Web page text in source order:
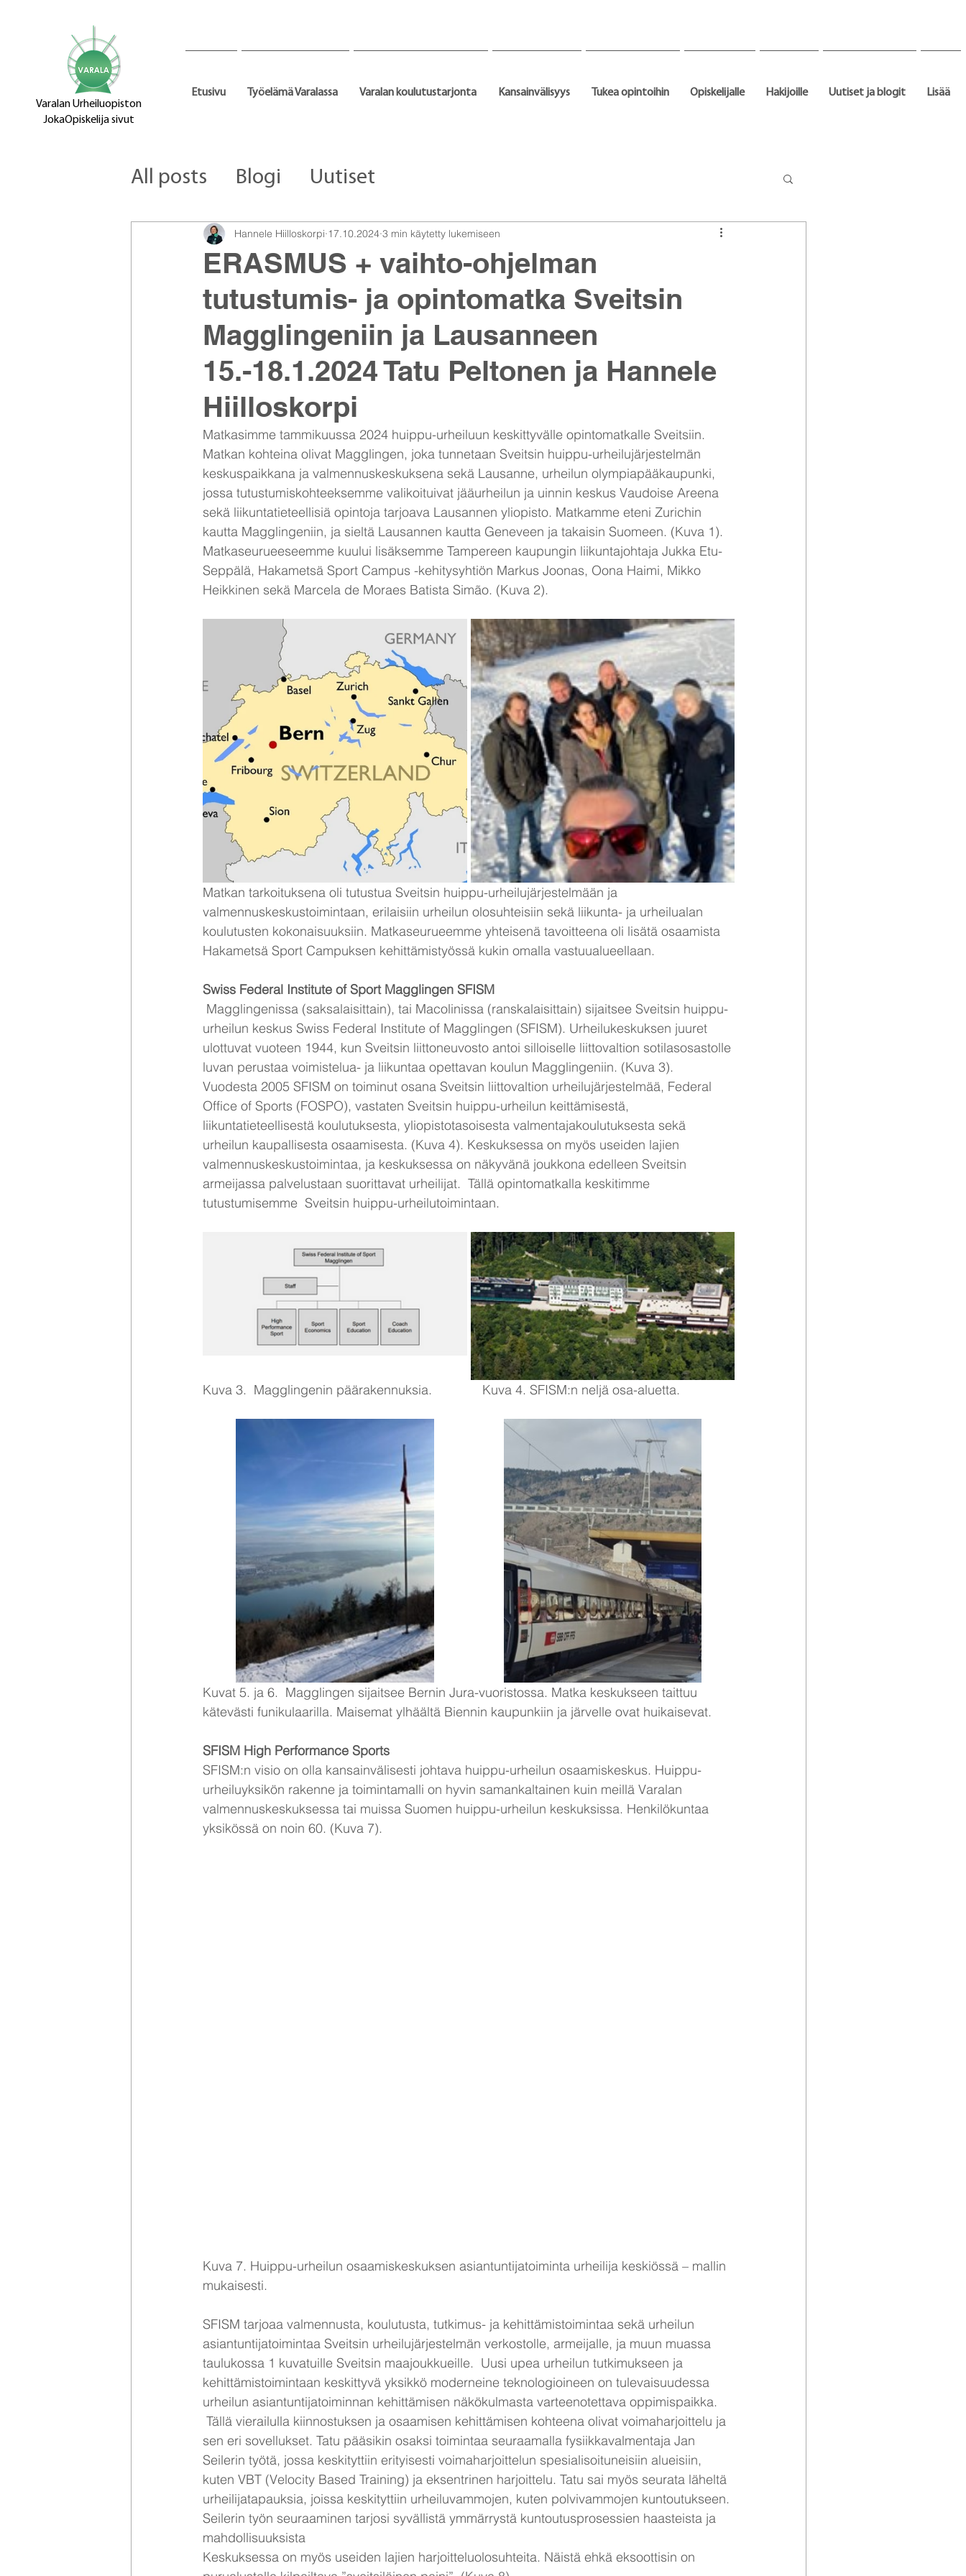
Varalan Urheiluopiston
JokaOpiskelija sivut
Etusivu Työelämä Varalassa Varalan koulutustarjonta Kansainvälisyys Tukea opintoihin Opiskelijalle Hakijoille Uutiset ja blogit Lisää
All posts Blogi Uutiset
ERASMUS + vaihto-ohjelman
tutustumis- ja opintomatka Sveitsin
Magglingeniin ja Lausanneen
15.-18.1.2024 Tatu Peltonen ja Hannele
Hiilloskorpi
Hannele Hiilloskorpi 17.10.2024 3 min käytetty lukemiseen
Matkasimme tammikuussa 2024 huippu-urheiluun keskittyvälle opintomatkalle Sveitsiin.
Matkan kohteina olivat Magglingen, joka tunnetaan Sveitsin huippu-urheilujärjestelmän
keskuspaikkana ja valmennuskeskuksena sekä Lausanne, urheilun olympiapääkaupunki,
jossa tutustumiskohteeksemme valikoituivat jääurheilun ja uinnin keskus Vaudoise Areena
sekä liikuntatieteellisiä opintoja tarjoava Lausannen yliopisto. Matkamme eteni Zurichin
kautta Magglingeniin, ja sieltä Lausannen kautta Geneveen ja takaisin Suomeen. (Kuva 1).
Matkaseurueeseemme kuului lisäksemme Tampereen kaupungin liikuntajohtaja Jukka Etu-
Seppälä, Hakametsä Sport Campus -kehitysyhtiön Markus Joonas, Oona Haimi, Mikko
Heikkinen sekä Marcela de Moraes Batista Simão. (Kuva 2).
Matkan tarkoituksena oli tutustua Sveitsin huippu-urheilujärjestelmään ja
valmennuskeskustoimintaan, erilaisiin urheilun olosuhteisiin sekä liikunta- ja urheilualan
koulutusten kokonaisuuksiin. Matkaseurueemme yhteisenä tavoitteena oli lisätä osaamista
Hakametsä Sport Campuksen kehittämistyössä kukin omalla vastuualueellaan.
Swiss Federal Institute of Sport Magglingen SFISM
urheilun keskus Swiss Federal Institute of Magglingen (SFISM). Urheilukeskuksen juuret
ulottuvat vuoteen 1944, kun Sveitsin liittoneuvosto antoi silloiselle liittovaltion sotilasosastolle
luvan perustaa voimistelua- ja liikuntaa opettavan koulun Magglingeniin. (Kuva 3).
Vuodesta 2005 SFISM on toiminut osana Sveitsin liittovaltion urheilujärjestelmää, Federal
Office of Sports (FOSPO), vastaten Sveitsin huippu-urheilun keittämisestä,
liikuntatieteellisestä koulutuksesta, yliopistotasoisesta valmentajakoulutuksesta sekä
urheilun kaupallisesta osaamisesta. (Kuva 4). Keskuksessa on myös useiden lajien
valmennuskeskustoimintaa, ja keskuksessa on näkyvänä joukkona edelleen Sveitsin
armeijassa palvelustaan suorittavat urheilijat.  Tällä opintomatkalla keskitimme
tutustumisemme  Sveitsin huippu-urheilutoimintaan.
Kuva 3.  Magglingenin päärakennuksia.              Kuva 4. SFISM:n neljä osa-aluetta.
Kuvat 5. ja 6.  Magglingen sijaitsee Bernin Jura-vuoristossa. Matka keskukseen taittuu
kätevästi funikulaarilla. Maisemat ylhäältä Biennin kaupunkiin ja järvelle ovat huikaisevat.
SFISM High Performance Sports
SFISM:n visio on olla kansainvälisesti johtava huippu-urheilun osaamiskeskus. Huippu-
urheiluyksikön rakenne ja toimintamalli on hyvin samankaltainen kuin meillä Varalan
valmennuskeskuksessa tai muissa Suomen huippu-urheilun keskuksissa. Henkilökuntaa
yksikössä on noin 60. (Kuva 7).
Kuva 7. Huippu-urheilun osaamiskeskuksen asiantuntijatoiminta urheilija keskiössä – mallin
mukaisesti.
SFISM tarjoaa valmennusta, koulutusta, tutkimus- ja kehittämistoimintaa sekä urheilun
asiantuntijatoimintaa Sveitsin urheilujärjestelmän verkostolle, armeijalle, ja muun muassa
taulukossa 1 kuvatuille Sveitsin maajoukkueille.  Uusi upea urheilun tutkimukseen ja
kehittämistoimintaan keskittyvä yksikkö moderneine teknologioineen on tulevaisuudessa
urheilun asiantuntijatoiminnan kehittämisen näkökulmasta varteenotettava oppimispaikka.
Tällä vierailulla kiinnostuksen ja osaamisen kehittämisen kohteena olivat voimaharjoittelu ja
sen eri sovellukset. Tatu pääsikin osaksi toimintaa seuraamalla fysiikkavalmentaja Jan
Seilerin työtä, jossa keskityttiin erityisesti voimaharjoittelun spesialisoituneisiin alueisiin,
kuten VBT (Velocity Based Training) ja eksentrinen harjoittelu. Tatu sai myös seurata läheltä
urheilijatapauksia, joissa keskityttiin urheiluvammojen, kuten polvivammojen kuntoutukseen.
Seilerin työn seuraaminen tarjosi syvällistä ymmärrystä kuntoutusprosessien haasteista ja
mahdollisuuksista
Keskuksessa on myös useiden lajien harjoitteluolosuhteita. Näistä ehkä eksoottisin on